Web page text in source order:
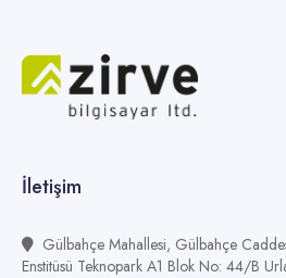
İletişim
Gülbahçe Mahallesi, Gülbahçe
Enstitüsü Teknopark A1 Blok No: 44/B